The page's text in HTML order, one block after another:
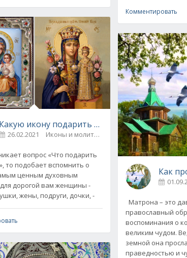
просят образ
и молитвы
Какую икону подарить женщине
26.02.2021 Иконы и молитвы 0
вопрос «Что подарить
то подобает вспомнить о
ценным духовным
дорогой вам женщины -
жены, подруги, дочки, -
Комментировать
Как
Матрона – это
православный
воспоминания о
великим чудом.
земной она
праведностью и